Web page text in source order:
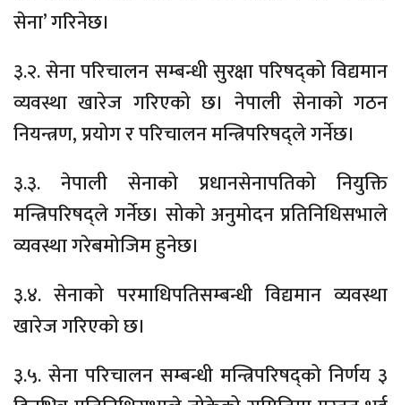
सेना’ गरिनेछ।
३.२. सेना परिचालन सम्बन्धी सुरक्षा परिषद्को विद्यमान
व्यवस्था खारेज गरिएको छ। नेपाली सेनाको गठन
नियन्त्रण, प्रयोग र परिचालन मन्त्रिपरिषद्ले गर्नेछ।
३.३. नेपाली सेनाको प्रधानसेनापतिको नियुक्ति
मन्त्रिपरिषद्ले गर्नेछ। सोको अनुमोदन प्रतिनिधिसभाले
व्यवस्था गरेबमोजिम हुनेछ।
३.४. सेनाको परमाधिपतिसम्बन्धी विद्यमान व्यवस्था
खारेज गरिएको छ।
३.५. सेना परिचालन सम्बन्धी मन्त्रिपरिषद्को निर्णय ३